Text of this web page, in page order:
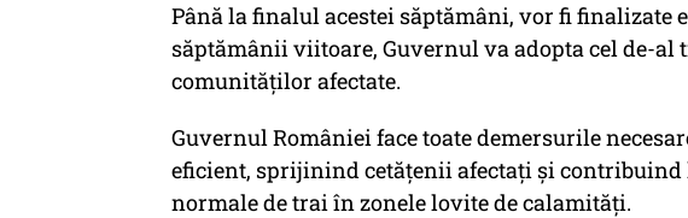
Până la finalul acestei săptămâni, vor fi finalizate
săptămânii viitoare, Guvernul va adopta cel de-
comunităților afectate.
Guvernul României face toate demersurile
eficient, sprijinind cetățenii afectați și
normale de trai în zonele lovite de calamități.